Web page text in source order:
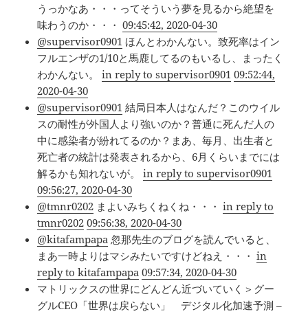
うっかなあ・・・ってそういう夢を見るから絶望を
味わうのか・・・09:45:42, 2020-04-30
@supervisor0901 ほんとわかんない。致死率はイン
フルエンザの1/10と馬鹿してるのもいるし、まったく
わかんない。in reply to supervisor0901 09:52:44,
2020-04-30
@supervisor0901 結局日本人はなんだ？このウイル
スの耐性が外国人より強いのか？普通に死んだ人の
中に感染者が紛れてるのか？まあ、毎月、出生者と
死亡者の統計は発表されるから、6月くらいまでには
解るかも知れないが。in reply to supervisor0901
09:56:27, 2020-04-30
@tmnr0202 まよいみちくねくね・・・in reply to
tmnr0202 09:56:38, 2020-04-30
@kitafampapa 忽那先生のブログを読んでいると、
まあ一時よりはマシみたいですけどねえ・・・in
reply to kitafampapa 09:57:34, 2020-04-30
マトリックスの世界にどんどん近づいていく＞グー
グルCEO「世界は戻らない」 デジタル化加速予測 –